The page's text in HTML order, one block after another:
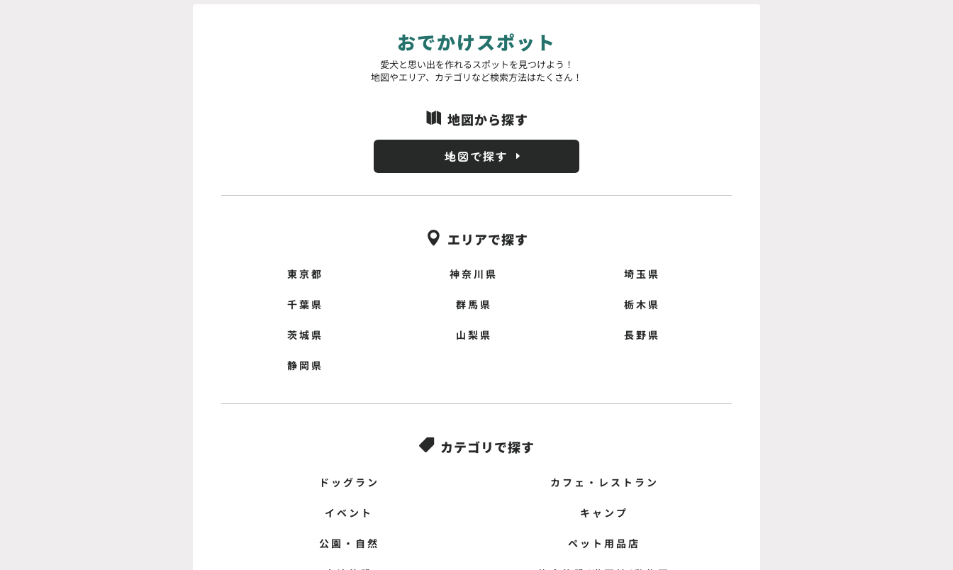
おでかけスポット
愛犬と思い出を作れるスポットを見つけよう！
地図やエリア、カテゴリなど検索方法はたくさん！
地図から探す
地図で探す
 エリアで探す
東京都 神奈川県 埼玉県
千葉県 群馬県 栃木県
茨城県 山梨県 長野県
静岡県
 カテゴリで探す
ドッグラン カフェ・レストラン
イベント キャンプ
公園・自然 ペット用品店